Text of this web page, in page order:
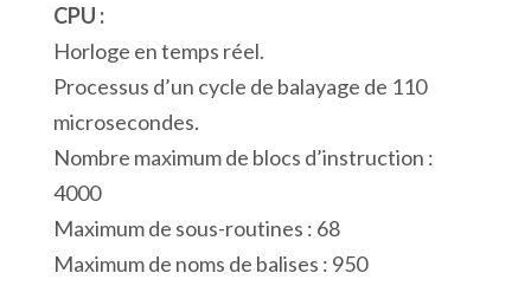
Numériques
CPU :
Horloge en temps réel.
Processus d’un cycle de balayage de 110
microsecondes.
Nombre maximum de blocs d’instruction :
4000
Maximum de sous-routines : 68
Maximum de noms de balises : 950